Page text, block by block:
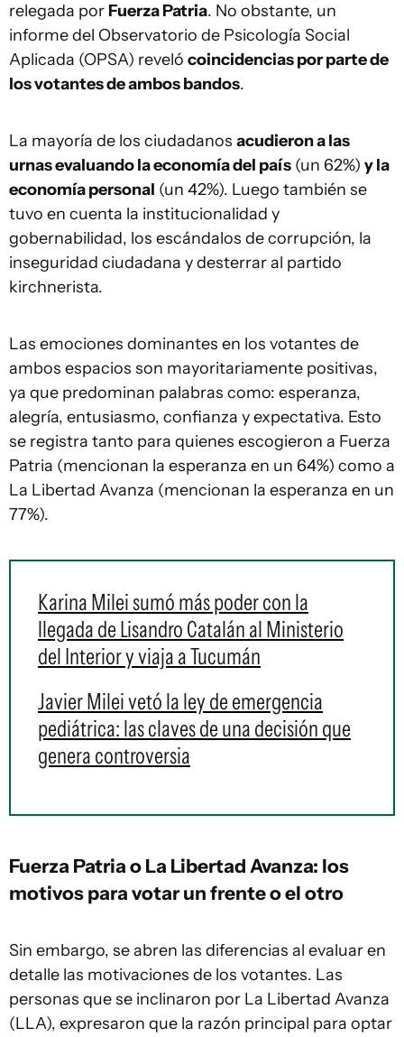
relegada por Fuerza Patria. No obstante, un
informe del Observatorio de Psicología Social
Aplicada (OPSA) reveló coincidencias por parte de
los votantes de ambos bandos.
La mayoría de los ciudadanos acudieron a las
urnas evaluando la economía del país (un 62%) y la
economía personal (un 42%). Luego también se
tuvo en cuenta la institucionalidad y
gobernabilidad, los escándalos de corrupción, la
inseguridad ciudadana y desterrar al partido
kirchnerista.
Las emociones dominantes en los votantes de
ambos espacios son mayoritariamente positivas,
ya que predominan palabras como: esperanza,
alegría, entusiasmo, confianza y expectativa. Esto
se registra tanto para quienes escogieron a Fuerza
Patria (mencionan la esperanza en un 64%) como a
La Libertad Avanza (mencionan la esperanza en un
77%).
Karina Milei sumó más poder con la
llegada de Lisandro Catalán al Ministerio
del Interior y viaja a Tucumán
Javier Milei vetó la ley de emergencia
pediátrica: las claves de una decisión que
genera controversia
Fuerza Patria o La Libertad Avanza: los
motivos para votar un frente o el otro
Sin embargo, se abren las diferencias al evaluar en
detalle las motivaciones de los votantes. Las
personas que se inclinaron por La Libertad Avanza
(LLA), expresaron que la razón principal para optar